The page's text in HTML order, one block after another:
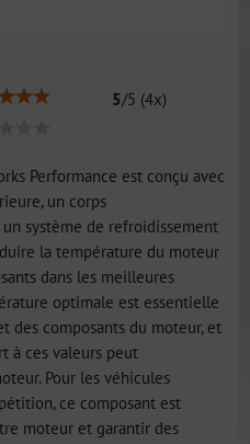
5/5 (4x)
Performance est conçu avec
un corps
système de refroidissement
la température du moteur
dans les meilleures
optimale est essentielle
des composants du moteur, et
à ces valeurs peut
Pour les véhicules
ce composant est
moteur et garantir des